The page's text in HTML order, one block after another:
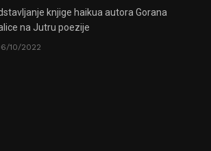
knjige haikua autora Gorana
na Jutru poezije
10/2022